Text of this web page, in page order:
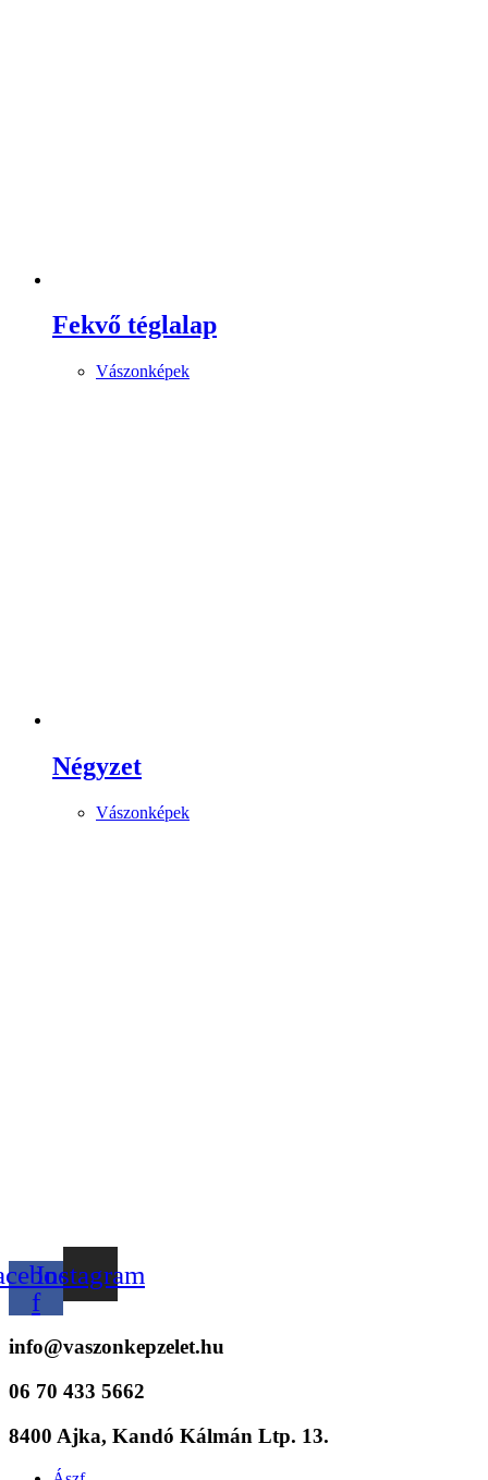
Fekvő téglalap
Vászonképek
Négyzet
Vászonképek
f
Instagram
info@vaszonkepzelet.hu
06 70 433 5662
8400 Ajka, Kandó Kálmán Ltp. 13.